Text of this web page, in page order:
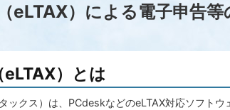
eLTAX）による電子申告等
）とは
ックス）は、PCdeskなどのeLTAX対応ソフトウ